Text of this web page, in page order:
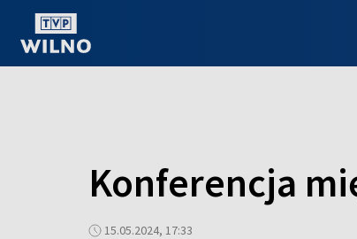
Konferencja
15.05.2024, 17:33